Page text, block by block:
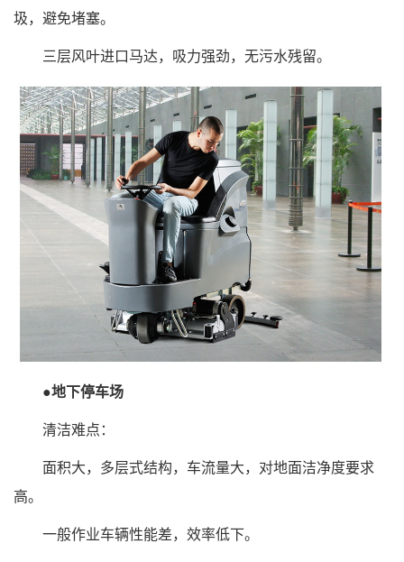
圾，避免堵塞。
三层风叶进口马达，吸力强劲，无污水残留。
●地下停车场
清洁难点：
面积大，多层式结构，车流量大，对地面洁净度要求
高。
一般作业车辆性能差，效率低下。